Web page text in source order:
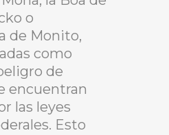
o
de Monito,
como
de
encuentran
las leyes
Esto